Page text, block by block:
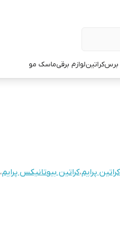
برسکراتینلوازم برقیماسک مو
کراتین پرایم،کراتین بیوتانیکس پرایم،